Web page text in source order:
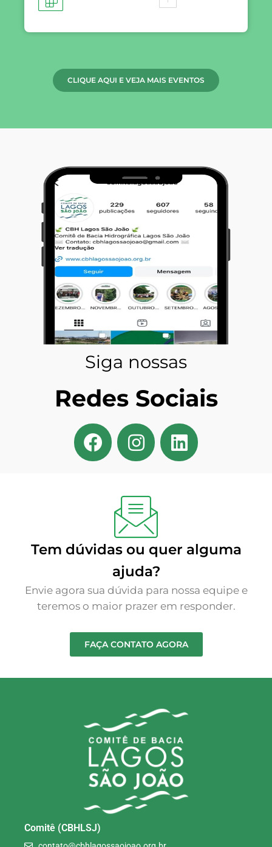
CLIQUE AQUI E VEJA MAIS EVENTOS
Siga nossas
Redes Sociais
Tem dúvidas ou quer alguma
ajuda?
Envie agora sua dúvida para nossa equipe e
teremos o maior prazer em responder.
FAÇA CONTATO AGORA
Comitê (CBHLSJ)